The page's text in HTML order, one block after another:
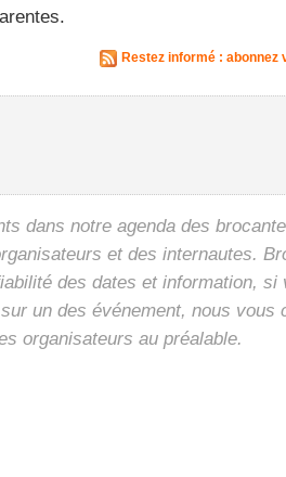
Restez informé :
dans notre agenda des
et des internautes.
des dates et information, si
un des événement, nous vous
organisateurs au préalable.